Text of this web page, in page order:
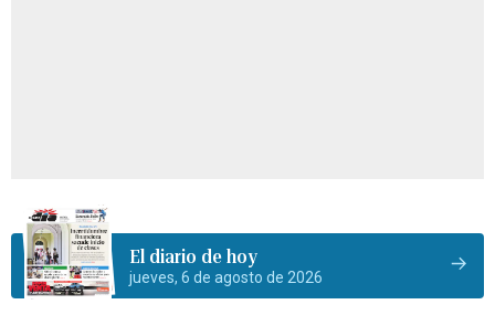
El diario de hoy
jueves, 6 de agosto de 2026